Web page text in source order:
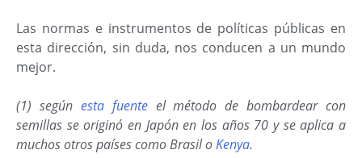
Las normas e instrumentos de políticas públicas en
esta dirección, sin duda, nos conducen a un mundo
mejor.
(1) según esta fuenteel método de bombardear con
semillas se originó en Japón en los años 70 y se aplica a
muchos otros países como Brasil oKenya.